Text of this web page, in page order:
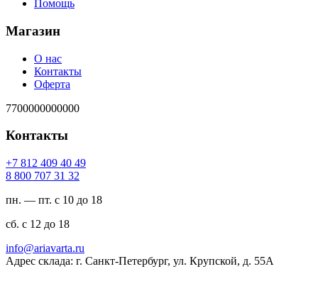
Помощь
Магазин
О нас
Контакты
Оферта
7700000000000
Контакты
94 04 904 218 7+
23 13 707 008 8
пн. — пт. с 10 до 18
сб. с 12 до 18
ur.atravaira@ofni
Адрес склада: г. Санкт-Петербург, ул. Крупской, д. 55А